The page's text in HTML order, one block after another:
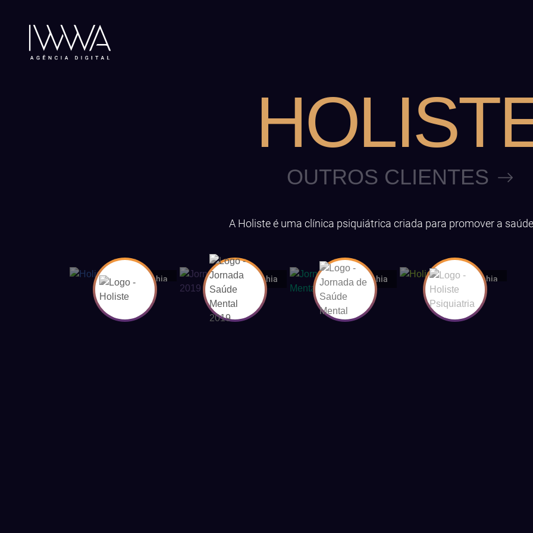
OUTROS CLIENTES
A Holiste é uma clínica psiquiátrica criada para promover a
Bahia Bahia Bahia Bahia